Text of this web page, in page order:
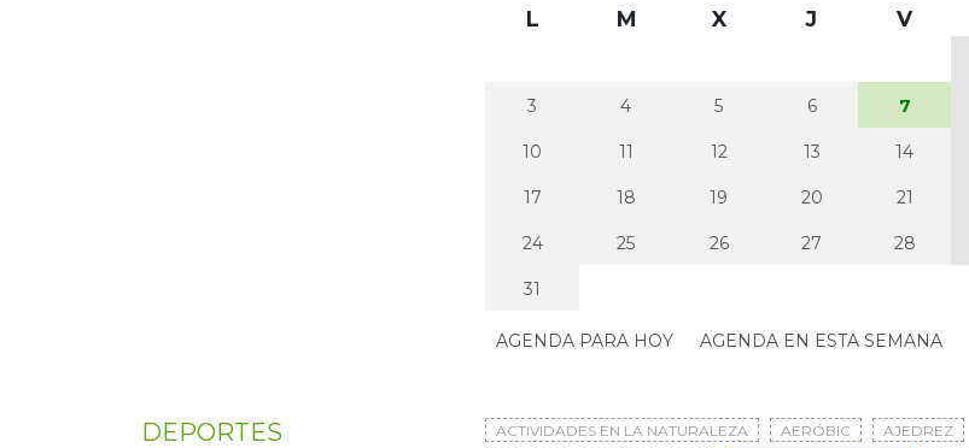
L M X J V
3 4 5 6 7
10 11 12 13 14
17 18 19 20 21
24 25 26 27 28
31
AGENDA PARA HOY AGENDA EN ESTA SEMANA
DEPORTES ACTIVIDADES EN LA NATURALEZA AERÓBIC AJEDREZ